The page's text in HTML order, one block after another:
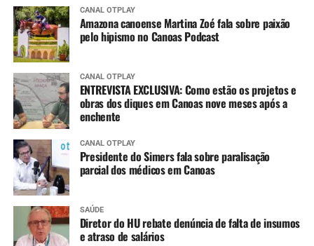
CANAL OTPLAY
Amazona canoense Martina Zoé fala sobre paixão
pelo hipismo no Canoas Podcast
CANAL OTPLAY
ENTREVISTA EXCLUSIVA: Como estão os projetos e
obras dos diques em Canoas nove meses após a
enchente
CANAL OTPLAY
Presidente do Simers fala sobre paralisação
parcial dos médicos em Canoas
SAÚDE
Diretor do HU rebate denúncia de falta de insumos
e atraso de salários